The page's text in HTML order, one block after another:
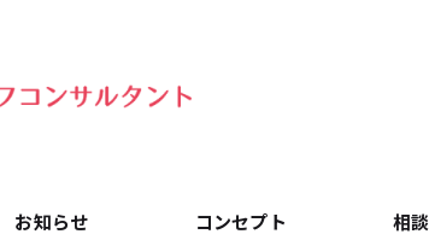
お知らせ コンセプト 相